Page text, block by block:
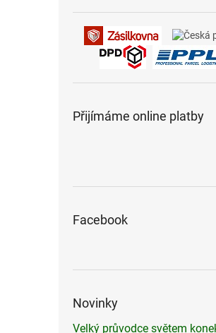
Přijímáme online platby
Facebook
Novinky
Velký průvodce světem